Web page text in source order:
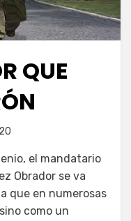
QUE
el mandatario
Obrador se va
que en numerosas
como un